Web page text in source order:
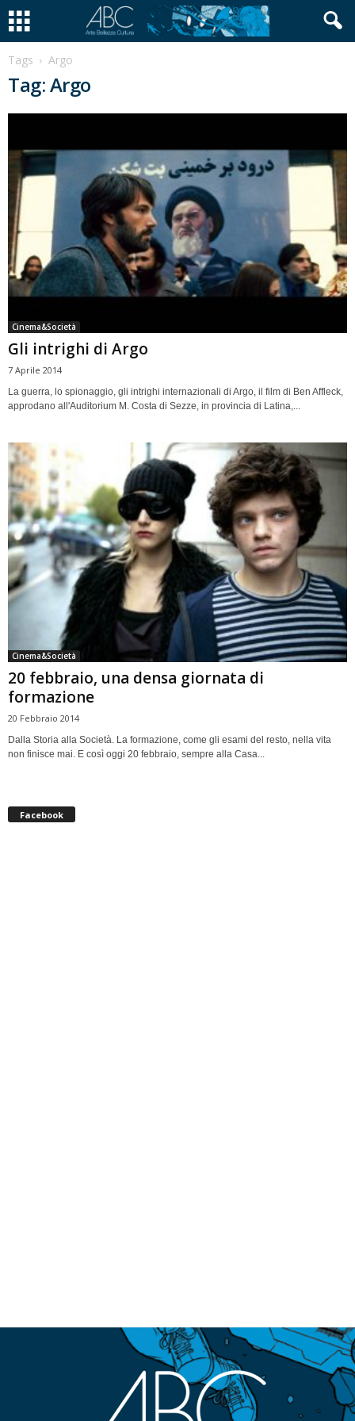
Tags Argo
Tag: Argo
Cinema&Società
Gli intrighi di Argo
7 Aprile 2014
La guerra, lo spionaggio, gli intrighi internazionali di Argo, il film di Ben Affleck,
approdano all'Auditorium M. Costa di Sezze, in provincia di Latina,...
Cinema&Società
20 febbraio, una densa giornata di
formazione
20 Febbraio 2014
Dalla Storia alla Società. La formazione, come gli esami del resto, nella vita
non finisce mai. E così oggi 20 febbraio, sempre alla Casa...
Facebook